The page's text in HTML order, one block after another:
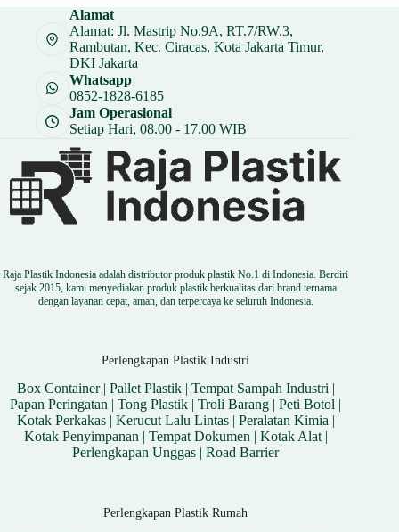
Rp 22.000.
adalah:
Rp 16.500.
Alamat
Alamat: Jl. Mastrip No.9A, RT.7/RW.3,
Rambutan, Kec. Ciracas, Kota Jakarta Timur,
DKI Jakarta
Whatsapp
0852-1828-6185
Jam Operasional
Setiap Hari, 08.00 - 17.00 WIB
Raja Plastik Indonesia adalah distributor produk plastik No.1 di Indonesia. Berdiri
sejak 2015, kami menyediakan produk plastik berkualitas dari brand ternama
dengan layanan cepat, aman, dan terpercaya ke seluruh Indonesia.
Perlengkapan Plastik Industri
Box Container| Pallet Plastik| Tempat Sampah Industri |
Papan Peringatan |Tong Plastik |Troli Barang |Peti Botol |
Kotak Perkakas| Kerucut Lalu Lintas| Peralatan Kimia |
Kotak Penyimpanan | Tempat Dokumen | Kotak Alat|
Perlengkapan Unggas |Road Barrier
Perlengkapan Plastik Rumah